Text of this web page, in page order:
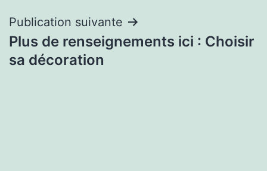
Publication suivante
Plus de renseignements ici : Choisir
sa décoration